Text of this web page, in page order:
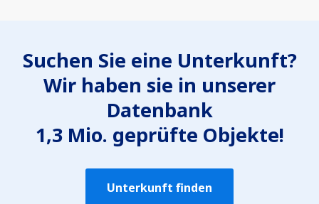
Suchen Sie eine Unterkunft?
Wir haben sie in unserer
Datenbank
1,3 Mio. geprüfte Objekte!
Unterkunft finden